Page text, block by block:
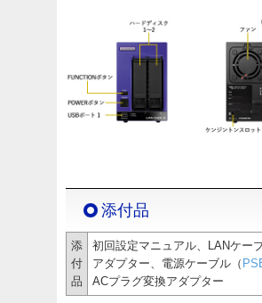
添付品
添
付
品
初回設定マニュアル、LANケー
アダプター、電源ケーブル（
ACプラグ変換アダプター